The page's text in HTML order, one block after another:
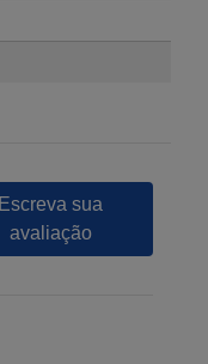
Escreva sua
avaliação